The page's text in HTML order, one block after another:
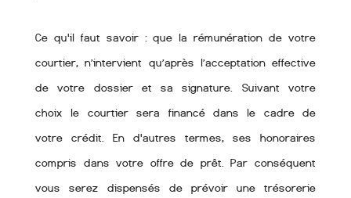
Ce qu'il faut savoir : que la rémunération de votre
courtier, n’intervient qu’après l’acceptation effective
de votre dossier et sa signature. Suivant votre
choix le courtier sera financé dans le cadre de
votre crédit. En d'autres termes, ses honoraires
compris dans votre offre de prêt. Par conséquent
vous serez dispensés de prévoir une trésorerie